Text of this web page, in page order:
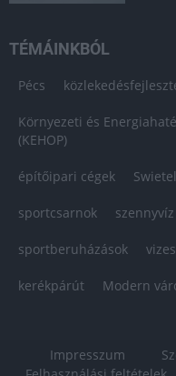
TÉMÁINKBÓL
Pécs
Környezeti és
(KEHOP)
építőipari cégek
sportcsarnok szennyvíz
sportberuházások
kerékpárút Modern
Impresszum